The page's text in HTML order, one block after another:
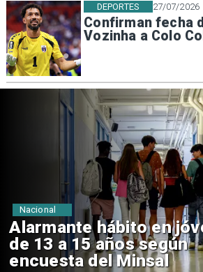
27/07/2026
Confirman fecha
Vozinha a Colo
DEPORTES
Aprueban creación del
Sebastián Piñera con
de $4 mil millones
Regiones